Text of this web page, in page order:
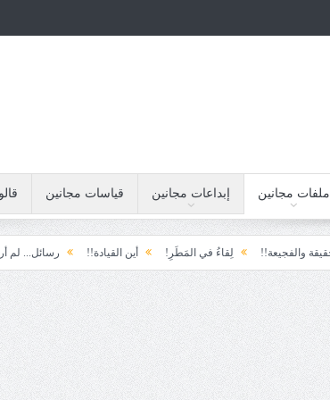
ملفات مجانين إبداعات مجانين قياسات مجانين
لِقاءُ في المَطَرِ! أين القيادة!! رسائل... لم أرسلها!